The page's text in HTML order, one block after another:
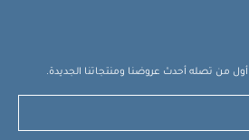
من تصله أحدث عروضنا ومنتجاتنا الجديدة.